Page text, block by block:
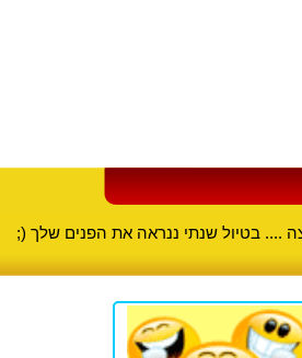
.... בטיול שנתי ננראה את הפנים שלך (;